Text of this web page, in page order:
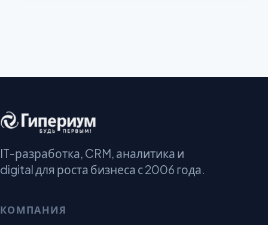
IT-разработка, CRM, аналитика и
digital для роста бизнеса с 2006 года.
КОМПАНИЯ